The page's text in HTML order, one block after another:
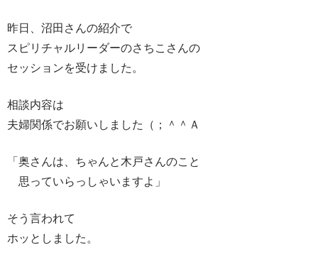
昨日、沼田さんの紹介で
スピリチャルリーダーのさちこさんの
セッションを受けました。
相談内容は
夫婦関係でお願いしました（；＾＾Ａ
「奥さんは、ちゃんと木戸さんのこと
思っていらっしゃいますよ」
そう言われて
ホッとしました。